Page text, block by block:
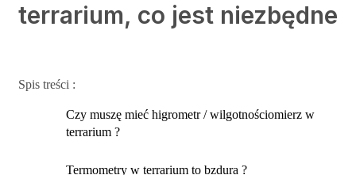
terrarium, co jest niezbędne
Spis treści :
Czy muszę mieć higrometr / wilgotnościomierz w
terrarium ?
Termometry w terrarium to bzdura ?